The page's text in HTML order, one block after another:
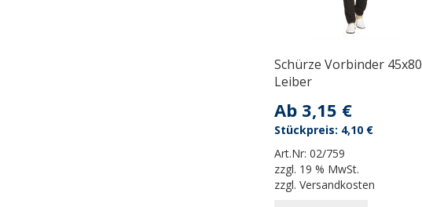
Schürze Vorbinder 45x80
Leiber
Ab 3,15 €
Art.Nr: 02/759
zzgl. 19 % MwSt.
zzgl. Versandkosten
4,10 €